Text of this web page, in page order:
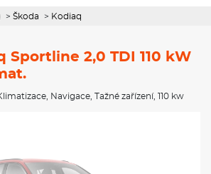
> Škoda > Kodiaq
Sportline 2,0 TDI 110 kW
Navigace Tažné zařízení, 110 kw